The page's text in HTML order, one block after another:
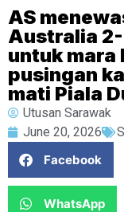
AS
Australia
untuk mara
pusingan
mati Piala
Utusan Sarawak
June 20, 2026
Facebook
WhatsApp